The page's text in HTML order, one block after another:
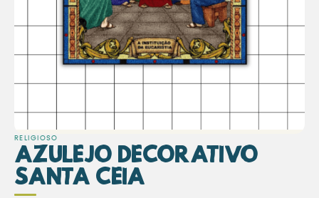
RELIGIOSO
Azulejo Decorativo
Santa Ceia